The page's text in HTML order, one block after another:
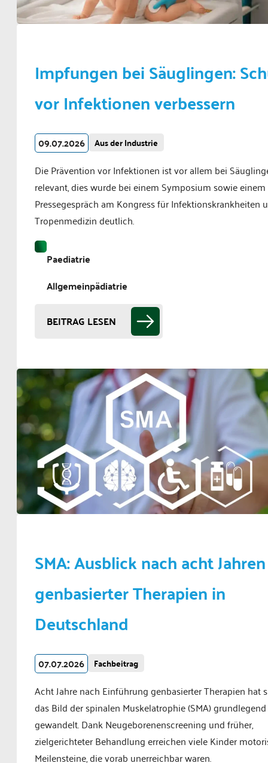
Impfungen bei Säuglingen:
vor Infektionen verbessern
09.07.2026 Aus der Industrie
Die Prävention vor Infektionen ist vor allem bei
relevant, dies wurde bei einem Symposium sowie einem
Pressegespräch am Kongress für Infektionskrankheiten
Tropenmedizin deutlich.
Paediatrie
Allgemeinpädiatrie
BEITRAG LESEN
SMA: Ausblick nach acht Jahren
genbasierter Therapien in
Deutschland
07.07.2026 Fachbeitrag
Acht Jahre nach Einführung genbasierter Therapien hat
das Bild der spinalen Muskelatrophie (SMA) grundlegend
gewandelt. Dank Neugeborenenscreening und früher,
zielgerichteter Behandlung erreichen viele Kinder
Meilensteine, die vorab unerreichbar waren.